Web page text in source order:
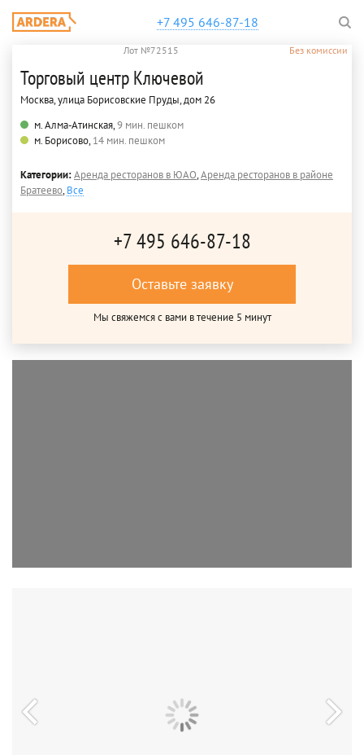
+7 495 646-87-18
Лот №72515 Без комиссии
Торговый центр Ключевой
Москва, улица Борисовские Пруды, дом 26
м. Алма-Атинская,9 мин. пешком
м. Борисово,14 мин. пешком
Категории:Аренда ресторанов в ЮАО,Аренда ресторанов в районе
Братеево,Все
+7 495 646-87-18
Оставьте заявку
Мы свяжемся с вами в течение 5 минут